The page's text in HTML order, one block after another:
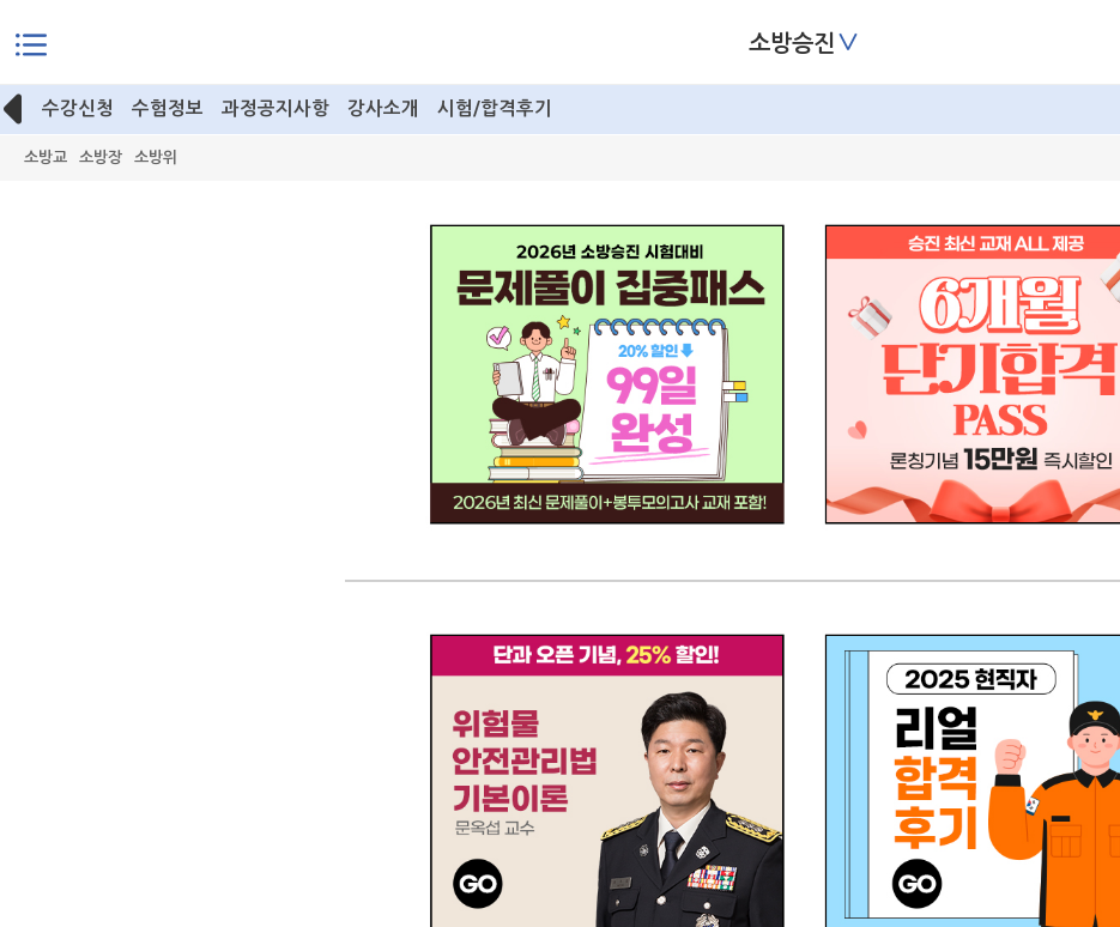
본문으로 바로가기
소방승진 ∨
수강신청 수험정보 과정공지사항 강사소개 시험/합격후기
소방교 소방장 소방위